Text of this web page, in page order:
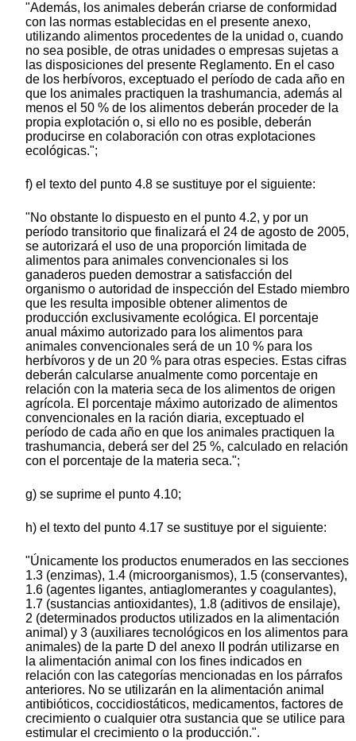
"Además, los animales deberán criarse de conformidad
con las normas establecidas en el presente anexo,
utilizando alimentos procedentes de la unidad o, cuando
no sea posible, de otras unidades o empresas sujetas a
las disposiciones del presente Reglamento. En el caso
de los herbívoros, exceptuado el período de cada año en
que los animales practiquen la trashumancia, además al
menos el 50 % de los alimentos deberán proceder de la
propia explotación o, si ello no es posible, deberán
producirse en colaboración con otras explotaciones
ecológicas.";
f) el texto del punto 4.8 se sustituye por el siguiente:
"No obstante lo dispuesto en el punto 4.2, y por un
período transitorio que finalizará el 24 de agosto de 2005,
se autorizará el uso de una proporción limitada de
alimentos para animales convencionales si los
ganaderos pueden demostrar a satisfacción del
organismo o autoridad de inspección del Estado miembro
que les resulta imposible obtener alimentos de
producción exclusivamente ecológica. El porcentaje
anual máximo autorizado para los alimentos para
animales convencionales será de un 10 % para los
herbívoros y de un 20 % para otras especies. Estas cifras
deberán calcularse anualmente como porcentaje en
relación con la materia seca de los alimentos de origen
agrícola. El porcentaje máximo autorizado de alimentos
convencionales en la ración diaria, exceptuado el
período de cada año en que los animales practiquen la
trashumancia, deberá ser del 25 %, calculado en relación
con el porcentaje de la materia seca.";
g) se suprime el punto 4.10;
h) el texto del punto 4.17 se sustituye por el siguiente:
"Únicamente los productos enumerados en las secciones
1.3 (enzimas), 1.4 (microorganismos), 1.5 (conservantes),
1.6 (agentes ligantes, antiaglomerantes y coagulantes),
1.7 (sustancias antioxidantes), 1.8 (aditivos de ensilaje),
2 (determinados productos utilizados en la alimentación
animal) y 3 (auxiliares tecnológicos en los alimentos para
animales) de la parte D del anexo II podrán utilizarse en
la alimentación animal con los fines indicados en
relación con las categorías mencionadas en los párrafos
anteriores. No se utilizarán en la alimentación animal
antibióticos, coccidiostáticos, medicamentos, factores de
crecimiento o cualquier otra sustancia que se utilice para
estimular el crecimiento o la producción.".